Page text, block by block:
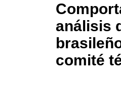
análisis
comité